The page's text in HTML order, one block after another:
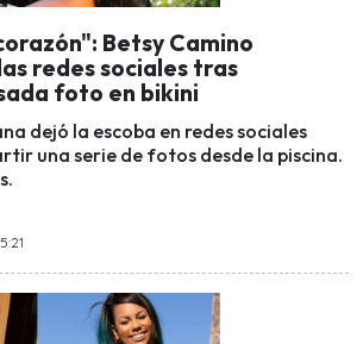
Betsy Camino
redes sociales tras
foto en bikini
dejó la escoba en redes sociales
una serie de fotos desde la piscina.